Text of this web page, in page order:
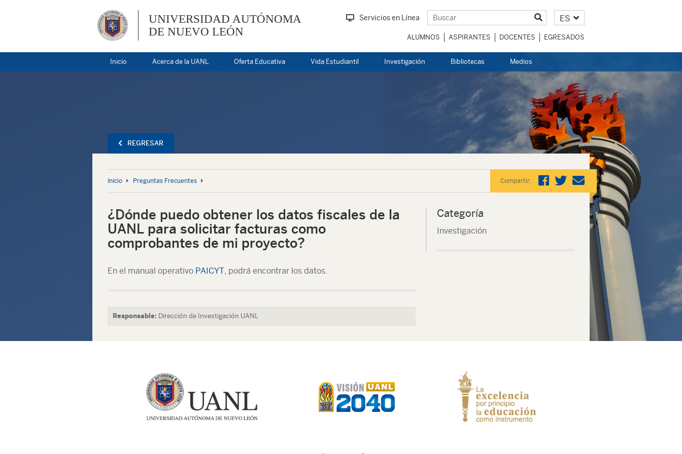
UNIVERSIDAD AUTÓNOMA
DE NUEVO LEÓN
Servicios en Línea ES
ALUMNOS ASPIRANTES DOCENTES EGRESADOS
Inicio Acerca de la UANL Oferta Educativa Vida Estudiantil Investigación Bibliotecas Medios
REGRESAR
Inicio Preguntas Frecuentes Compartir:
¿Dónde puedo obtener los datos fiscales de la
UANL para solicitar facturas como
comprobantes de mi proyecto?
En el manual operativo PAICYT, podrá encontrar los datos.
Responsable: Dirección de Investigación UANL
Categoría
Investigación